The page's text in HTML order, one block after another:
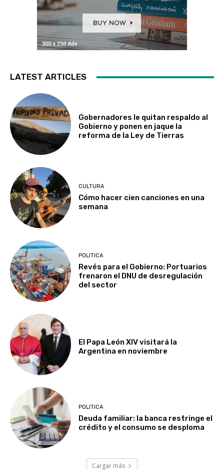
LATEST ARTICLES
Gobernadores le quitan respaldo al
Gobierno y ponen en jaque la
reforma de la Ley de Tierras
CULTURA
Cómo hacer cien canciones en una
semana
POLITICA
Revés para el Gobierno: Portuarios
frenaron el DNU de desregulación
del sector
El Papa León XIV visitará la
Argentina en noviembre
POLITICA
Deuda familiar: la banca restringe el
crédito y el consumo se desploma
Cargar más